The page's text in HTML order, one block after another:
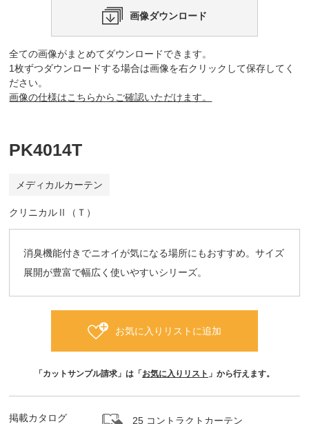
画像ダウンロード
全ての画像がまとめてダウンロードできます。
1枚ずつダウンロードする場合は画像を右クリックして保存してく
ださい。
画像の仕様はこちらからご確認いただけます。
PK4014T
メディカルカーテン
クリニカルⅡ（Ｔ）
消臭機能付きでニオイが気になる場所にもおすすめ。サイズ
展開が豊富で幅広く使いやすいシリーズ。
お気に入りリストに追加
「カットサンプル請求」は「 お気に入りリスト 」から行えます。
掲載カタログ
25 コントラクトカーテン